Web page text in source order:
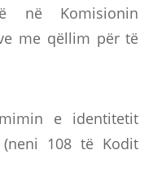
në Komisionin
me qëllim për të
e identitetit
108 të Kodit